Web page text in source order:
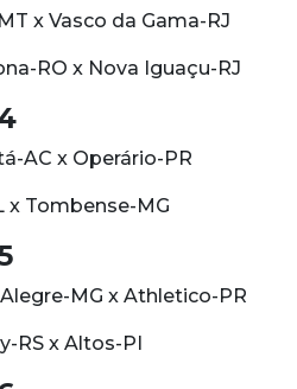
x Vasco da Gama-RJ
RO x Nova Iguaçu-RJ
AC x Operário-PR
x Tombense-MG
MG x Athletico-PR
RS x Altos-PI